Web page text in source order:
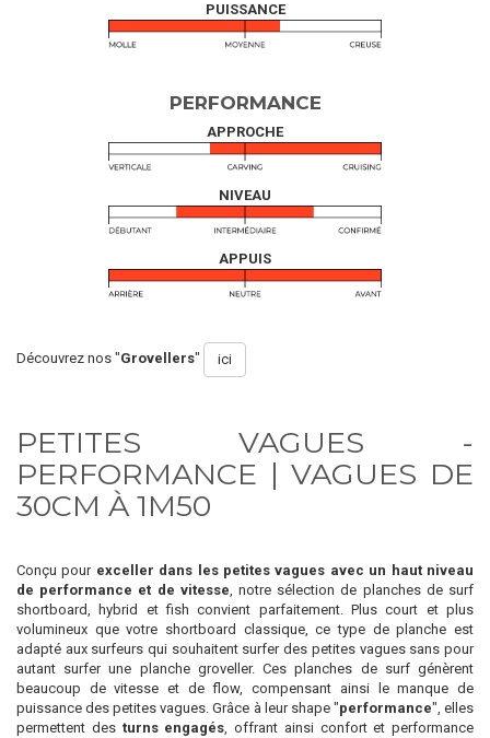
PUISSANCE
PERFORMANCE
APPROCHE
NIVEAU
APPUIS
Découvrez nos "Grovellers" ici
PETITES VAGUES -
PERFORMANCE | VAGUES DE
30CM À 1M50
Conçu pour exceller dans les petites vagues avec un haut niveau
de performance et de vitesse, notre sélection de planches de surf
shortboard, hybrid et fish convient parfaitement. Plus court et plus
volumineux que votre shortboard classique, ce type de planche est
adapté aux surfeurs qui souhaitent surfer des petites vagues sans pour
autant surfer une planche groveller. Ces planches de surf génèrent
beaucoup de vitesse et de flow, compensant ainsi le manque de
puissance des petites vagues. Grâce à leur shape "performance", elles
permettent des turns engagés, offrant ainsi confort et performance